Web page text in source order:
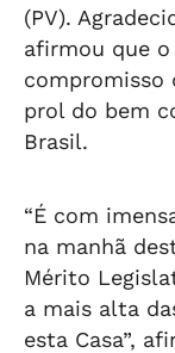
(PV).
afirmou que
compromisso
prol do bem
Brasil.
“É com
na manhã
Mérito
a mais alta
esta Casa”,